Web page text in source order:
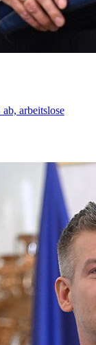
arbeitslose